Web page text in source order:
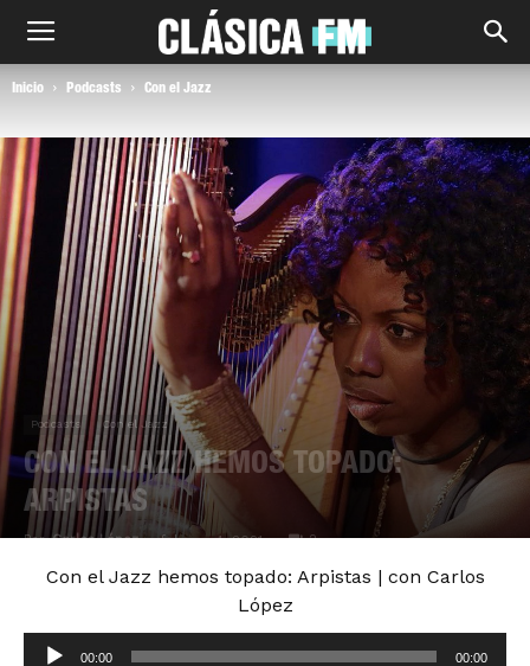
Inicio Podcasts Con el Jazz
Podcasts Con el Jazz
CON EL JAZZ HEMOS TOPADO:
ARPISTAS
Por Carlos López - febrero 4, 2021 2
Con el Jazz hemos topado: Arpistas | con Carlos
López
Reproductor
00:00 00:00